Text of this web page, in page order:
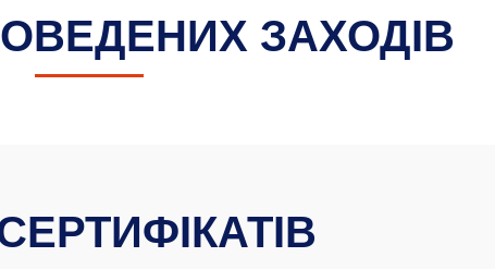
ЗАХОДІВ